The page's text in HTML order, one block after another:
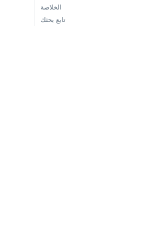
الخلاصة
تابع بحثك